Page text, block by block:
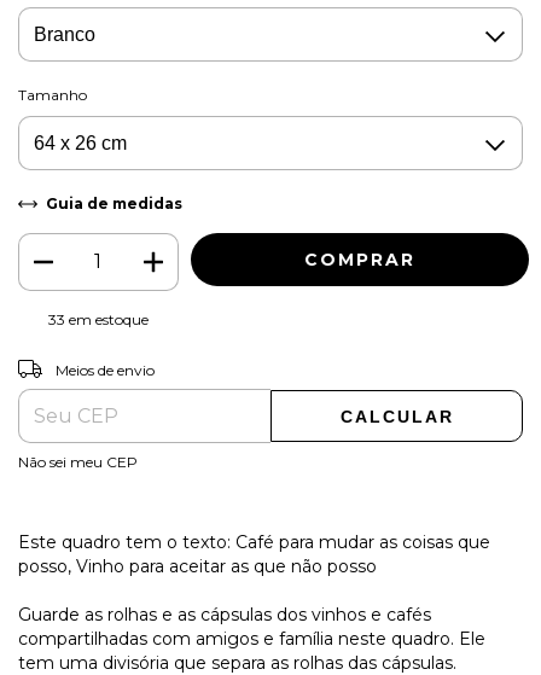
Tamanho
Guia de medidas
33 em estoque
Entregas para o CEP:
Meios de envio
CALCULAR
Não sei meu CEP
Este quadro tem o texto: Café para mudar as coisas que
posso, Vinho para aceitar as que não posso
Guarde as rolhas e as cápsulas dos vinhos e cafés
compartilhadas com amigos e família neste quadro. Ele
tem uma divisória que separa as rolhas das cápsulas.